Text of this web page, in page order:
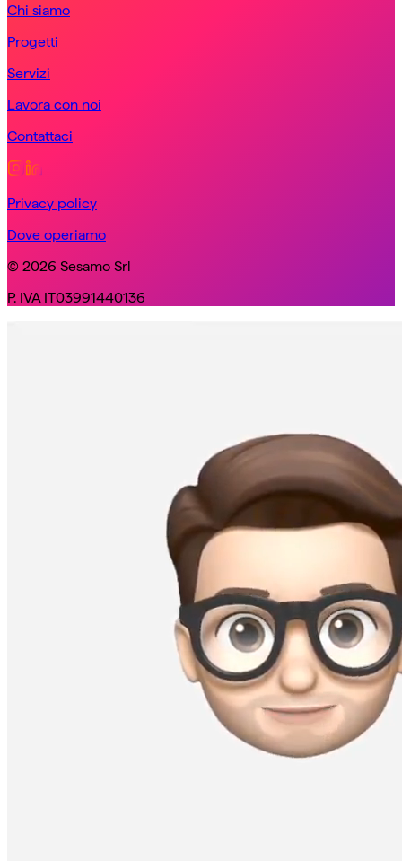
Chi siamo
Progetti
Servizi
Lavora con noi
Contattaci
Privacy policy
Dove operiamo
© 2026 Sesamo Srl
P. IVA IT03991440136